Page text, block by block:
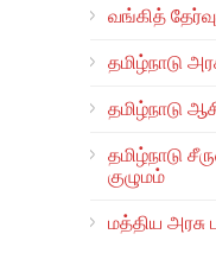
வங்கித்
தமிழ்நாடு
தமிழ்நாடு
தமிழ்நாடு
குழுமம்
மத்திய